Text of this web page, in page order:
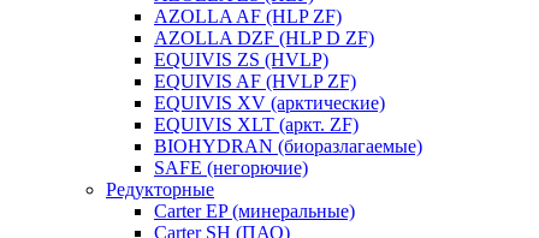
AZOLLA AF (HLP ZF)
AZOLLA DZF (HLP D ZF)
EQUIVIS ZS (HVLP)
EQUIVIS AF (HVLP ZF)
EQUIVIS XV (арктические)
EQUIVIS XLT (аркт. ZF)
BIOHYDRAN (биоразлагаемые)
SAFE (негорючие)
Редукторные
Carter EP (минеральные)
Carter SH (ПАО)